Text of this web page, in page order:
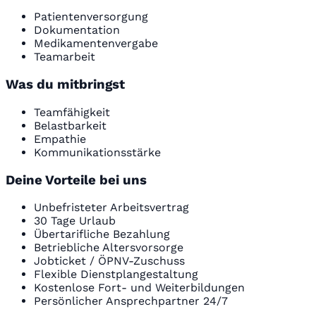
Patientenversorgung
Dokumentation
Medikamentenvergabe
Teamarbeit
Was du mitbringst
Teamfähigkeit
Belastbarkeit
Empathie
Kommunikationsstärke
Deine Vorteile bei uns
Unbefristeter Arbeitsvertrag
30 Tage Urlaub
Übertarifliche Bezahlung
Betriebliche Altersvorsorge
Jobticket / ÖPNV-Zuschuss
Flexible Dienstplangestaltung
Kostenlose Fort- und Weiterbildungen
Persönlicher Ansprechpartner 24/7